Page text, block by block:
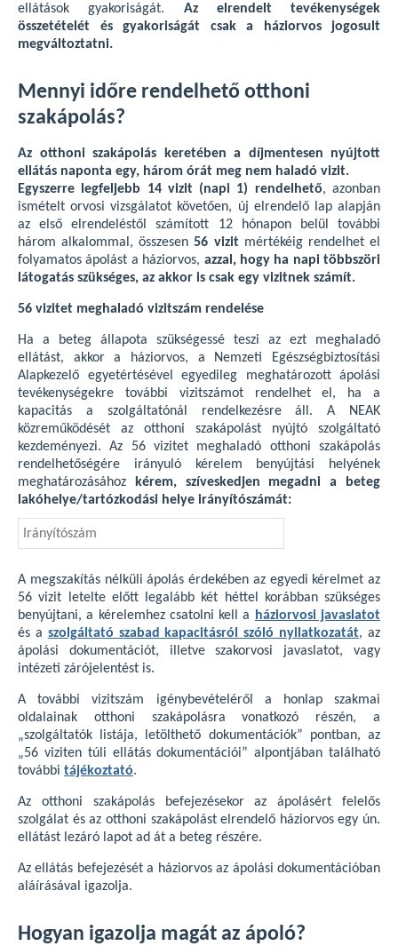
ellátások gyakoriságát. Az elrendelt tevékenységek
összetételét és gyakoriságát csak a háziorvos jogosult
megváltoztatni.
Mennyi időre rendelhető otthoni
szakápolás?
Az otthoni szakápolás keretében a díjmentesen nyújtott
ellátás naponta egy, három órát meg nem haladó vizit.
Egyszerre legfeljebb 14 vizit (napi 1) rendelhető, azonban
ismételt orvosi vizsgálatot követően, új elrendelő lap alapján
az első elrendeléstől számított 12 hónapon belül további
három alkalommal, összesen56 vizitmértékéig rendelhet el
folyamatos ápolást a háziorvos, azzal, hogy ha napi többszöri
látogatás szükséges, az akkor is csak egy vizitnek számít.
56 vizitet meghaladó vizitszám rendelése
Ha a beteg állapota szükségessé teszi az ezt meghaladó
ellátást, akkor a háziorvos, a Nemzeti Egészségbiztosítási
Alapkezelő egyetértésével egyedileg meghatározott ápolási
tevékenységekre további vizitszámot rendelhet el, ha a
kapacitás a szolgáltatónál rendelkezésre áll. A NEAK
közreműködését az otthoni szakápolást nyújtó szolgáltató
kezdeményezi. Az 56 vizitet meghaladó otthoni szakápolás
rendelhetőségére irányuló kérelem benyújtási helyének
meghatározásához
kérem, szíveskedjen megadni a beteg
lakóhelye/tartózkodási helye irányítószámát:
A megszakítás nélküli ápolás érdekében az egyedi kérelmet az
56 vizit letelte előtt legalább két héttel korábban szükséges
benyújtani, a kérelemhez csatolni kell a
háziorvosi javaslatot
és a szolgáltató szabad kapacitásról szóló nyilatkozatát, az
ápolási dokumentációt, illetve szakorvosi javaslatot, vagy
intézeti zárójelentést is.
A további vizitszám igénybevételéről a honlap szakmai
oldalainak otthoni szakápolásra vonatkozó részén, a
„szolgáltatók listája, letölthető dokumentációk” pontban, az
„56 viziten túli ellátás dokumentációi” alpontjában található
további tájékoztató.
Az otthoni szakápolás befejezésekor az ápolásért felelős
szolgálat és az otthoni szakápolást elrendelő háziorvos egy ún.
ellátást lezáró lapot ad át a beteg részére.
Az ellátás befejezését a háziorvos az ápolási dokumentációban
aláírásával igazolja.
Hogyan igazolja magát az ápoló?